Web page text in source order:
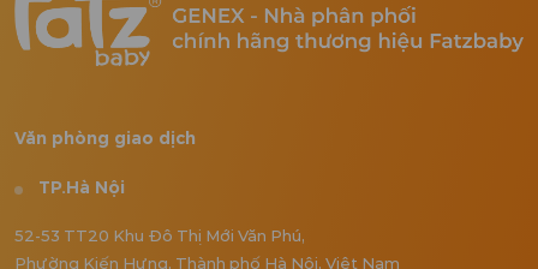
Văn phòng giao dịch
TP.Hà Nội
52-53 TT20 Khu Đô Thị Mới Văn Phú,
Phường Kiến Hưng, Thành phố Hà Nội, Việt Nam